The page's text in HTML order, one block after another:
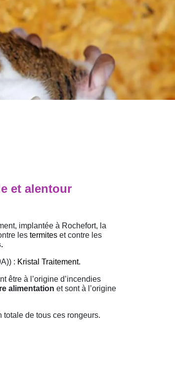
et alentour
implantée à Rochefort, la
les termites et contre les
: Kristal Traitement.
être à l’origine d’incendies
alimentation et sont à l’origine
totale de tous ces rongeurs.